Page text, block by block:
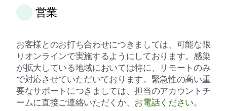
営業
お客様とのお打ち合わせにつきましては、可能な限
りオンラインで実施するようにしております。感染
が拡大している地域においては特に、リモートのみ
で対応させていただいております。緊急性の高い重
要なサポートにつきましては、担当のアカウントチ
ームに直接ご連絡いただくか、 お電話ください。